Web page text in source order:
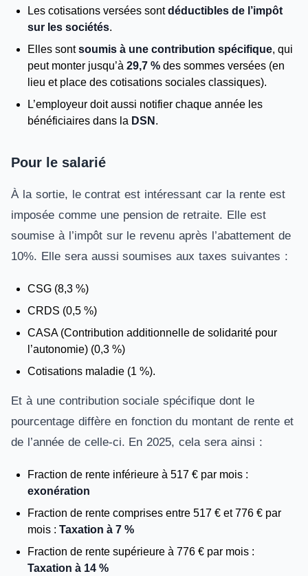
Les cotisations versées sontdéductibles de l’impôt
sur les sociétés.
Elles sontsoumis à une contribution spécifique, qui
peut monter jusqu’à 29,7 % des sommes versées (en
lieu et place des cotisations sociales classiques).
L’employeur doit aussi notifier chaque année les
bénéficiaires dans la DSN .
Pour le salarié
À la sortie, le contrat est intéressant car la rente est
imposée comme une pension de retraite. Elle est
soumise à l’impôt sur le revenu après l’abattement de
10%. Elle sera aussi soumises aux taxes suivantes :
CSG (8,3 %)
CRDS (0,5 %)
CASA (Contribution additionnelle de solidarité pour
l’autonomie) (0,3 %)
Cotisations maladie (1 %).
Et à une contribution sociale spécifique dont le
pourcentage diffère en fonction du montant de rente et
de l’année de celle-ci. En 2025, cela sera ainsi :
Fraction de rente inférieure à 517 € par mois :
exonération
Fraction de rente comprises entre 517 € et 776 € par
mois : Taxation à 7 %
Fraction de rente supérieure à 776 € par mois :
Taxation à 14 %